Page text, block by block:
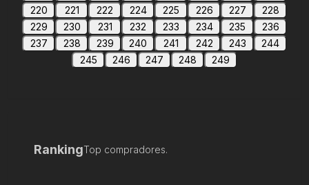
220
221 222 224 225 226 227
228
229
230 231 232 233 234 235
236
237
238 239 240 241 242 243
244
245
246 247 248 249
RankingTop compradores.